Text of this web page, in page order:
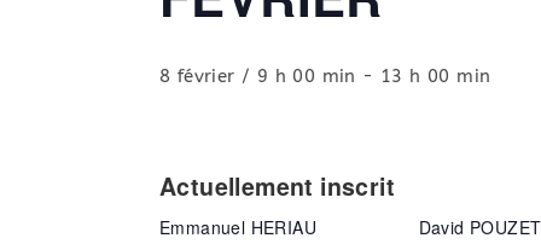
8 février / 9 h 00 min - 13 h 00 min
Actuellement inscrit
Emmanuel HERIAU
David POUZET